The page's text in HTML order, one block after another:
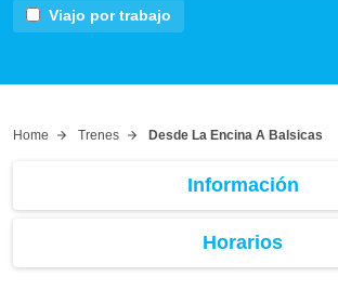
Viajo por trabajo
Home Trenes Desde La Encina A Balsicas
Información
Horarios